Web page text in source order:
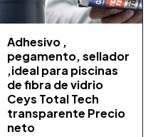
Adhesivo ,
pegamento, sellador
,ideal para piscinas
de fibra de vidrio
Ceys Total Tech
transparente Precio
neto